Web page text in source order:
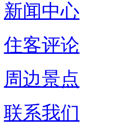
新闻中心
住客评论
周边景点
联系我们